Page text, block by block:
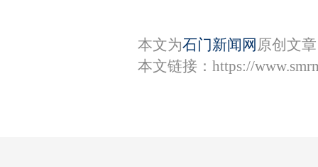
本文为石门新闻网 原创文
本文链接： https://